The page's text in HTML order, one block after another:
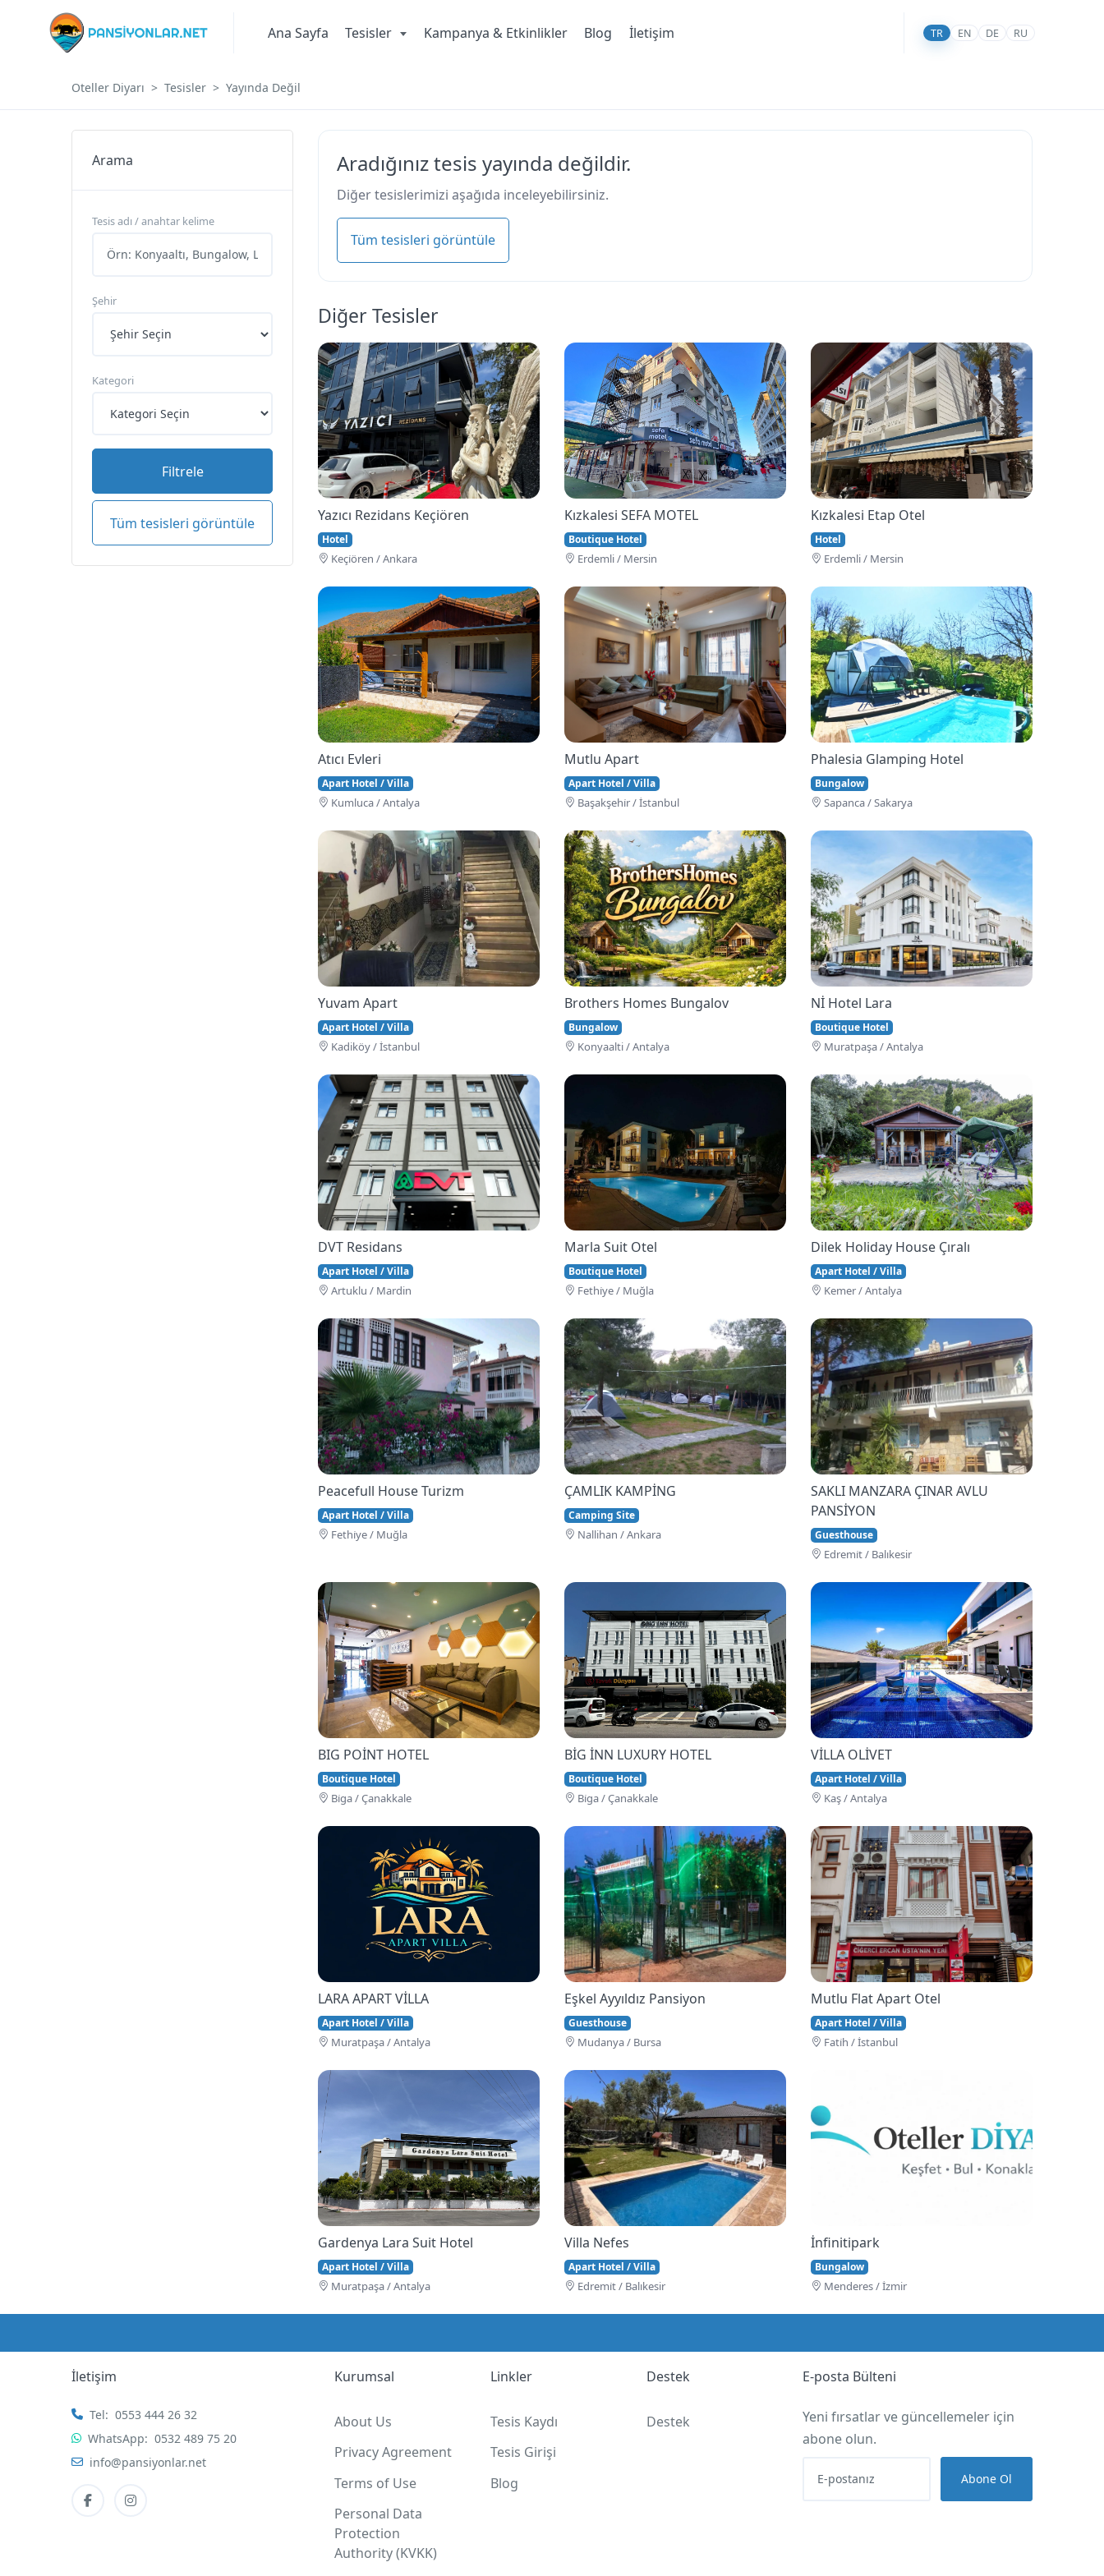
Ana Sayfa Tesisler Kampanya & Etkinlikler Blog İletişim TR EN DE RU
Oteller Diyarı Tesisler Yayında Değil
Arama
Tesis adı / anahtar kelime
Şehir
Kategori
Filtrele
Tüm tesisleri görüntüle
Aradığınız tesis yayında değildir.
Diğer tesislerimizi aşağıda inceleyebilirsiniz.
Tüm tesisleri görüntüle
Diğer Tesisler
Yazıcı Rezidans Keçiören
Hotel
Keçi̇ören / Ankara
Kızkalesi SEFA MOTEL
Boutique Hotel
Erdemli / Mersin
Kızkalesi Etap Otel
Hotel
Erdemli / Mersin
Atıcı Evleri
Apart Hotel / Villa
Kumluca / Antalya
Mutlu Apart
Apart Hotel / Villa
Başakşehi̇r / İstanbul
Phalesia Glamping Hotel
Bungalow
Sapanca / Sakarya
Yuvam Apart
Apart Hotel / Villa
Kadiköy / İstanbul
Brothers Homes Bungalov
Bungalow
Konyaalti / Antalya
Nİ Hotel Lara
Boutique Hotel
Muratpaşa / Antalya
DVT Residans
Apart Hotel / Villa
Artuklu / Mardin
Marla Suit Otel
Boutique Hotel
Fethi̇ye / Muğla
Dilek Holiday House Çıralı
Apart Hotel / Villa
Kemer / Antalya
Peacefull House Turizm
Apart Hotel / Villa
Fethi̇ye / Muğla
ÇAMLIK KAMPİNG
Camping Site
Nallihan / Ankara
SAKLI MANZARA ÇINAR AVLU
PANSİYON
Guesthouse
Edremi̇t / Balıkesir
BIG POİNT HOTEL
Boutique Hotel
Bi̇ga / Çanakkale
BİG İNN LUXURY HOTEL
Boutique Hotel
Bi̇ga / Çanakkale
VİLLA OLİVET
Apart Hotel / Villa
Kaş / Antalya
LARA APART VİLLA
Apart Hotel / Villa
Muratpaşa / Antalya
Eşkel Ayyıldız Pansiyon
Guesthouse
Mudanya / Bursa
Mutlu Flat Apart Otel
Apart Hotel / Villa
Fati̇h / İstanbul
Gardenya Lara Suit Hotel
Apart Hotel / Villa
Muratpaşa / Antalya
Villa Nefes
Apart Hotel / Villa
Edremi̇t / Balıkesir
İnfinitipark
Bungalow
Menderes / İzmir
İletişim
Tel: 0553 444 26 32
WhatsApp: 0532 489 75 20
info@pansiyonlar.net
Kurumsal
About Us
Privacy Agreement
Terms of Use
Personal Data
Protection
Authority (KVKK)
Linkler
Tesis Kaydı
Tesis Girişi
Blog
Destek
Destek
E-posta Bülteni
Yeni fırsatlar ve güncellemeler için
abone olun.
Abone Ol